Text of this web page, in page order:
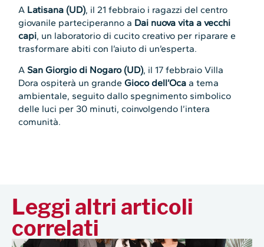
A Latisana (UD), il 21 febbraio i ragazzi del centro
giovanile parteciperanno a Dai nuova vita a vecchi
capi, un laboratorio di cucito creativo per riparare e
trasformare abiti con l’aiuto di un’esperta.
A San Giorgio di Nogaro (UD), il 17 febbraio Villa
Dora ospiterà un grandeGioco dell’Oca a tema
ambientale, seguito dallo spegnimento simbolico
delle luci per 30 minuti, coinvolgendo l’intera
comunità.
Leggi altri articoli
correlati